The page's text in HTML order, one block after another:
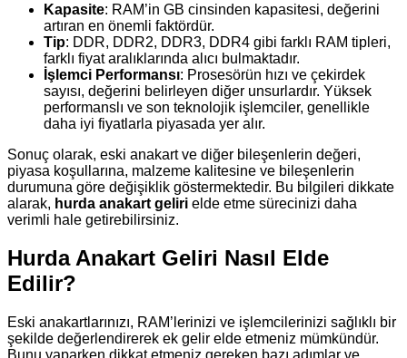
Kapasite: RAM’in GB cinsinden kapasitesi, değerini
artıran en önemli faktördür.
Tip: DDR, DDR2, DDR3, DDR4 gibi farklı RAM tipleri,
farklı fiyat aralıklarında alıcı bulmaktadır.
İşlemci Performansı: Prosesörün hızı ve çekirdek
sayısı, değerini belirleyen diğer unsurlardır. Yüksek
performanslı ve son teknolojik işlemciler, genellikle
daha iyi fiyatlarla piyasada yer alır.
Sonuç olarak, eski anakart ve diğer bileşenlerin değeri,
piyasa koşullarına, malzeme kalitesine ve bileşenlerin
durumuna göre değişiklik göstermektedir. Bu bilgileri dikkate
alarak, hurda anakart geliri elde etme sürecinizi daha
verimli hale getirebilirsiniz.
Hurda Anakart Geliri Nasıl Elde
Edilir?
Eski anakartlarınızı, RAM’lerinizi ve işlemcilerinizi sağlıklı bir
şekilde değerlendirerek ek gelir elde etmeniz mümkündür.